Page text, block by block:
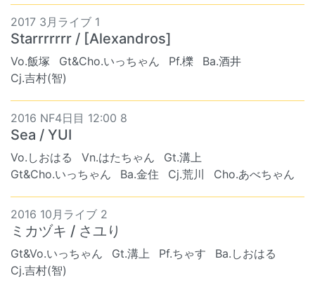
2017 3月ライブ 1
Starrrrrrr / [Alexandros]
Vo.飯塚 Gt&Cho.いっちゃん Pf.櫟
Ba.酒井
Cj.吉村(智)
2016 NF4日目 12:00 8
Sea / YUI
Vo.しおはる Vn.はたちゃん
Gt.溝上
Gt&Cho.いっちゃん
Ba.金住 Cj.荒川 Cho.あべちゃん
2016 10月ライブ 2
ミカヅキ / さユり
Gt&Vo.いっちゃん Gt.溝上 Pf.ちゃす
Ba.しおはる
Cj.吉村(智)